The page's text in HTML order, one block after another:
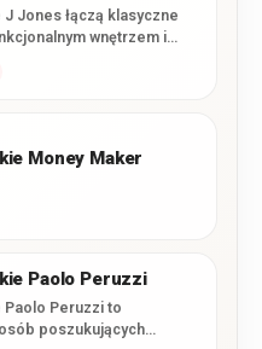
Jones łączą klasyczne
wnętrzem i
Money Maker
Paolo Peruzzi
Peruzzi to
poszukujących